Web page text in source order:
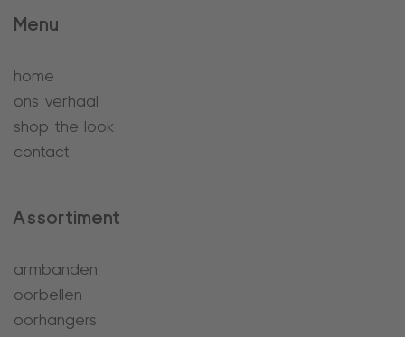
Menu
home
ons verhaal
shop the look
contact
Assortiment
armbanden
oorbellen
oorhangers